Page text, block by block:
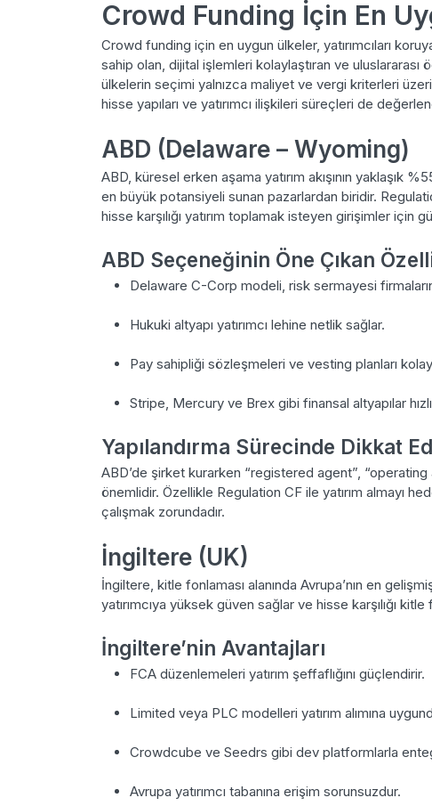
Crowd Funding İçin En
Crowd funding için en uygun ülkeler, yatırımcıları
sahip olan, dijital işlemleri kolaylaştıran ve uluslararası
ülkelerin seçimi yalnızca maliyet ve vergi kriterleri
hisse yapıları ve yatırımcı ilişkileri süreçleri de
ABD (Delaware – Wyoming)
ABD, küresel erken aşama yatırım akışının yaklaşık
en büyük potansiyeli sunan pazarlardan biridir.
hisse karşılığı yatırım toplamak isteyen girişimler için
ABD Seçeneğinin Öne Çıkan
Delaware C-Corp modeli, risk sermayesi
Hukuki altyapı yatırımcı lehine netlik sağlar.
Pay sahipliği sözleşmeleri ve vesting planları kolay
Stripe, Mercury ve Brex gibi finansal altyapılar
Yapılandırma Sürecinde Dikkat
ABD’de şirket kurarken “registered agent”,
önemlidir. Özellikle Regulation CF ile yatırım almayı
çalışmak zorundadır.
İngiltere (UK)
İngiltere, kitle fonlaması alanında Avrupa’nın en
yatırımcıya yüksek güven sağlar ve hisse karşılığı
İngiltere’nin Avantajları
FCA düzenlemeleri yatırım şeffaflığını güçlendirir.
Limited veya PLC modelleri yatırım alımına
Crowdcube ve Seedrs gibi dev platformlarla
Avrupa yatırımcı tabanına erişim sorunsuzdur.